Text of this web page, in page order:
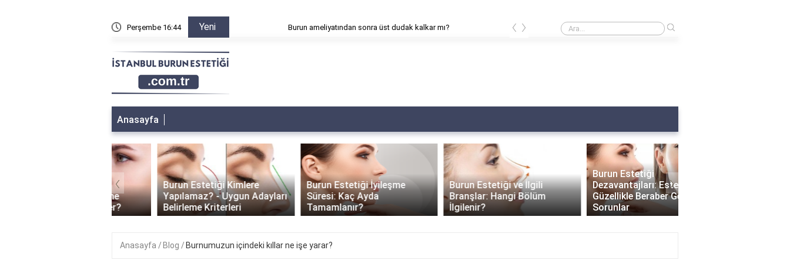
Perşembe 16:44 Yeni Burun ameliyatından sonra üst dudak kalkar mı? Burnumda et var ne yapmalıyım?
‹ ›
Anasayfa
Burun Estetiği Kimlere
Yapılamaz? - Uygun Adayları
Belirleme Kriterleri
Burun Estetiği İyileşme
Süresi: Kaç Ayda
Tamamlanır?
Burun Estetiği ve İlgili
Branşlar: Hangi Bölüm
İlgilenir?
Burun Estetiği
Dezavantajları: Estetik
Güzellikle Beraber Gelen
Sorunlar
‹ ›
Anasayfa Blog Burnumuzun içindeki kıllar ne işe yarar?